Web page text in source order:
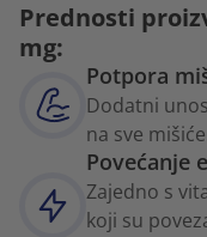
Prednosti
mg:
Potpora
Dodatni
na sve
Povećanje
Zajedno s
koji su